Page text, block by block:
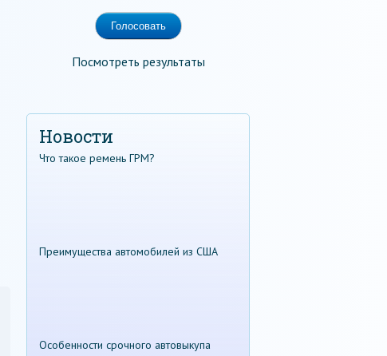
Посмотреть результаты
Новости
Что такое ремень ГРМ?
Преимущества автомобилей из США
Особенности срочного автовыкупа